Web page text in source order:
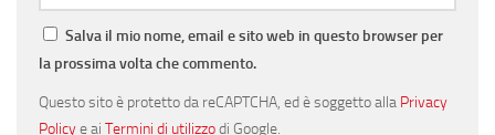
Salva il mio nome, email e sito web in questo browser per
la prossima volta che commento.
Questo sito è protetto da reCAPTCHA, ed è soggetto alla Privacy
Policye ai Termini di utilizzodi Google.